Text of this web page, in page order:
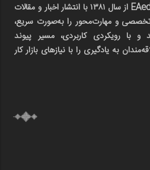
مجله آموزشی آکادمی علمی EAedu از سال ۱۳۸۱ با انتشار اخبار و مقالات
و مهارت‌محور را به‌صورت سریع،
با رویکردی کاربردی، مسیر پیوند
به یادگیری را با نیازهای بازار کار